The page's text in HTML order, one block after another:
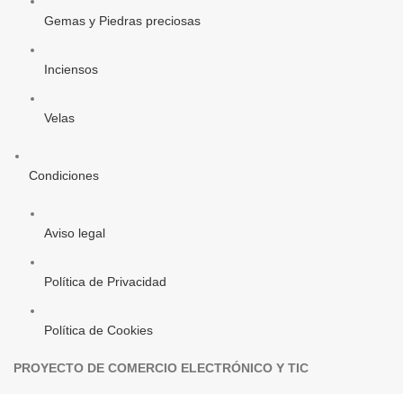
Gemas y Piedras preciosas
Inciensos
Velas
Condiciones
Aviso legal
Política de Privacidad
Política de Cookies
PROYECTO DE COMERCIO ELECTRÓNICO Y TIC